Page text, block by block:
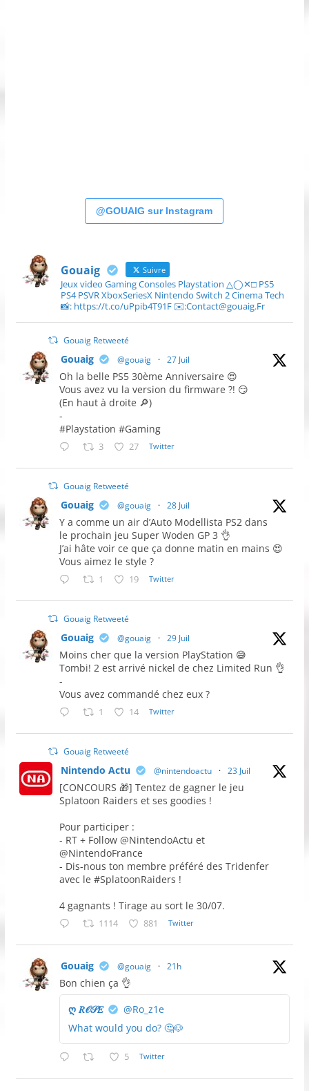
@GOUAIG sur Instagram
Gouaig Suivre
Jeux video Gaming Consoles Playstation △◯✕□ PS5
PS4 PSVR XboxSeriesX Nintendo Switch 2 Cinema Tech
📸: https://t.co/uPpib4T91F ✉️:Contact@gouaig.Fr
Gouaig Retweeté
Gouaig @gouaig · 27 Juil
Oh la belle PS5 30ème Anniversaire 😍
Vous avez vu la version du firmware ?! 😏
(En haut à droite 🔎)
-
#Playstation #Gaming
3 27 Twitter
Gouaig Retweeté
Gouaig @gouaig · 28 Juil
Y a comme un air d’Auto Modellista PS2 dans
le prochain jeu Super Woden GP 3 👌
J’ai hâte voir ce que ça donne matin en mains 😍
Vous aimez le style ?
1 19 Twitter
Gouaig Retweeté
Gouaig @gouaig · 29 Juil
Moins cher que la version PlayStation 😅
Tombi! 2 est arrivé nickel de chez Limited Run 👌
-
Vous avez commandé chez eux ?
1 14 Twitter
Gouaig Retweeté
Nintendo Actu @nintendoactu · 23 Juil
[CONCOURS 🎁] Tentez de gagner le jeu
Splatoon Raiders et ses goodies !
Pour participer :
- RT + Follow @NintendoActu et
@NintendoFrance
- Dis-nous ton membre préféré des Tridenfer
avec le #SplatoonRaiders !
4 gagnants ! Tirage au sort le 30/07.
1114 881 Twitter
Gouaig @gouaig · 21h
Bon chien ça 👌
ღ 𝑅𝒪𝒮𝐸
@Ro_z1e
What would you do? 🤔🐶
5 Twitter